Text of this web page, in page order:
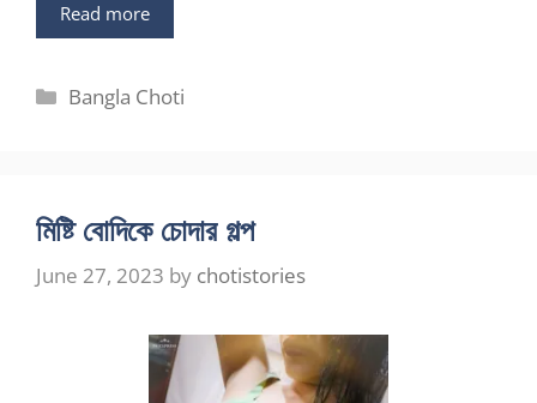
Read more
Categories
Bangla Choti
মিষ্টি বোদিকে চোদার গল্প
June 27, 2023 by chotistories